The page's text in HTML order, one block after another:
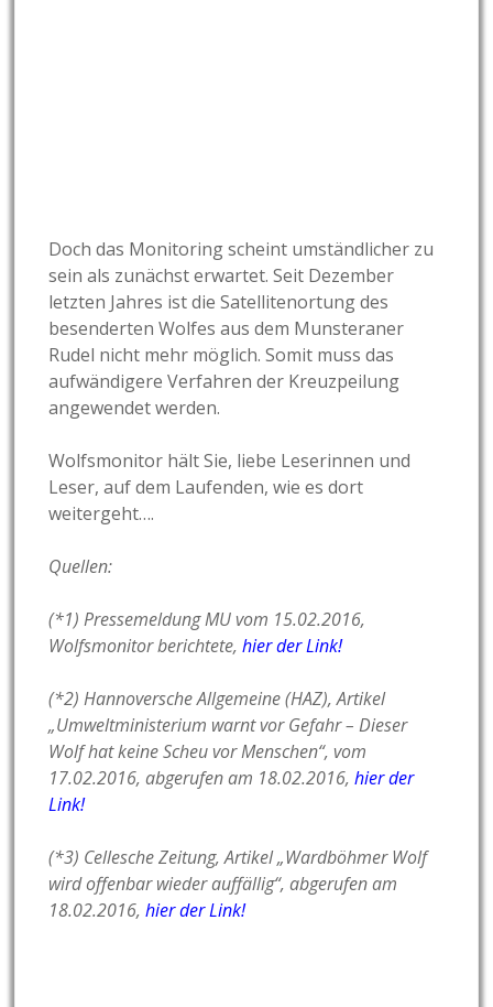
Doch das Monitoring scheint umständlicher zu
sein als zunächst erwartet. Seit Dezember
letzten Jahres ist die Satellitenortung des
besenderten Wolfes aus dem Munsteraner
Rudel nicht mehr möglich. Somit muss das
aufwändigere Verfahren der Kreuzpeilung
angewendet werden.
Wolfsmonitor hält Sie, liebe Leserinnen und
Leser, auf dem Laufenden, wie es dort
weitergeht….
Quellen:
(*1) Pressemeldung MU vom 15.02.2016,
Wolfsmonitor berichtete,hier der Link!
(*2) Hannoversche Allgemeine (HAZ), Artikel
„Umweltministerium warnt vor Gefahr – Dieser
Wolf hat keine Scheu vor Menschen“, vom
17.02.2016, abgerufen am 18.02.2016,hier der
Link!
(*3) Cellesche Zeitung, Artikel „Wardböhmer Wolf
wird offenbar wieder auffällig“, abgerufen am
18.02.2016,hier der Link!